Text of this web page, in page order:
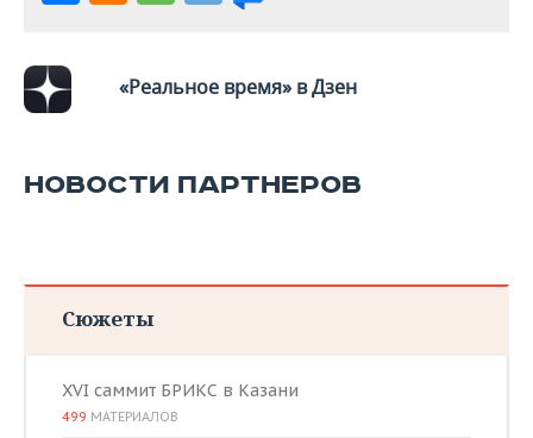
«Реальное время» в Дзен
НОВОСТИ ПАРТНЕРОВ
Сюжеты
XVI саммит БРИКС в Казани
499 МАТЕРИАЛОВ